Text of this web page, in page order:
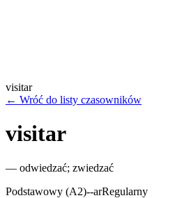
visitar
← Wróć do listy czasowników
visitar
— odwiedzać; zwiedzać
Podstawowy (A2)--arRegularny